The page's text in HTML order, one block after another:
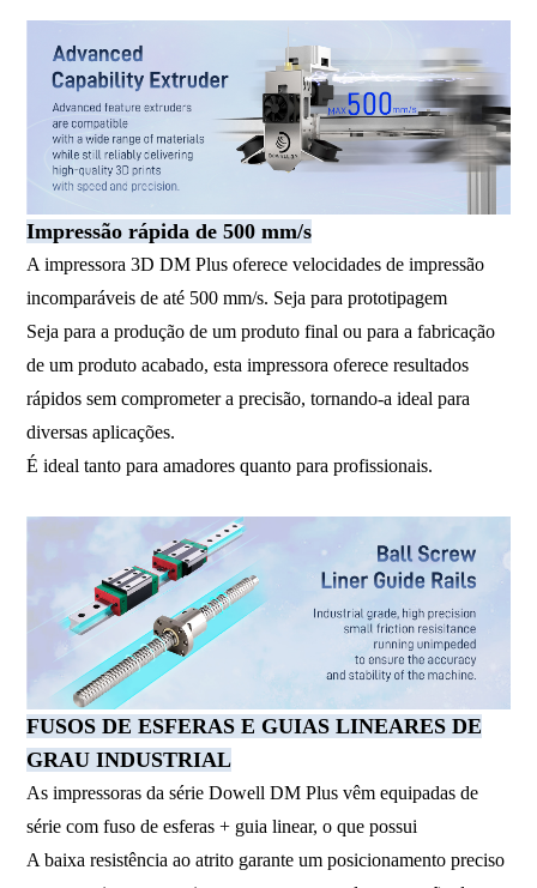
Impressão rápida de 500 mm/s
A impressora 3D DM Plus oferece velocidades de impressão
incomparáveis ​​de até 500 mm/s. Seja para prototipagem
Seja para a produção de um produto final ou para a fabricação
de um produto acabado, esta impressora oferece resultados
rápidos sem comprometer a precisão, tornando-a ideal para
diversas aplicações.
É ideal tanto para amadores quanto para profissionais.
FUSOS DE ESFERAS E GUIAS LINEARES DE
GRAU INDUSTRIAL
As impressoras da série Dowell DM Plus vêm equipadas de
série com fuso de esferas + guia linear, o que possui
A baixa resistência ao atrito garante um posicionamento preciso